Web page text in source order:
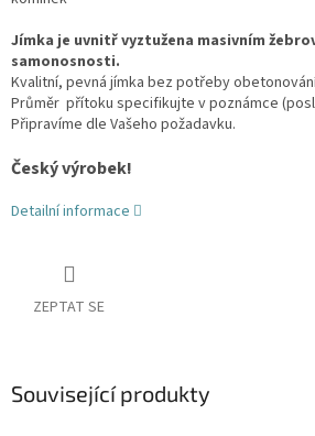
Jímka je uvnitř vyztužena masivním
samonosnosti.
Kvalitní, pevná jímka bez potřeby
Průměr přítoku specifikujte v poznámce
Připravíme dle Vašeho požadavku.
Český výrobek!
Detailní informace
ZEPTAT SE
Související produkty